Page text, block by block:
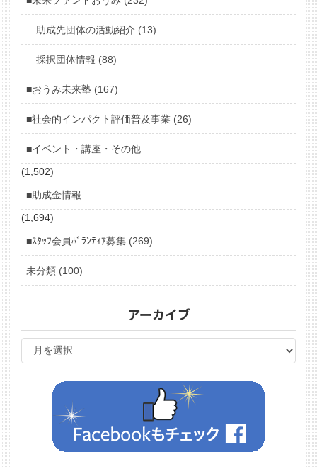
助成先団体の活動紹介 (13)
採択団体情報 (88)
■おうみ未来塾 (167)
■社会的インパクト評価普及事業 (26)
■イベント・講座・その他
(1,502)
■助成金情報
(1,694)
■ｽﾀｯﾌ会員ﾎﾞﾗﾝﾃｨｱ募集 (269)
未分類 (100)
アーカイブ